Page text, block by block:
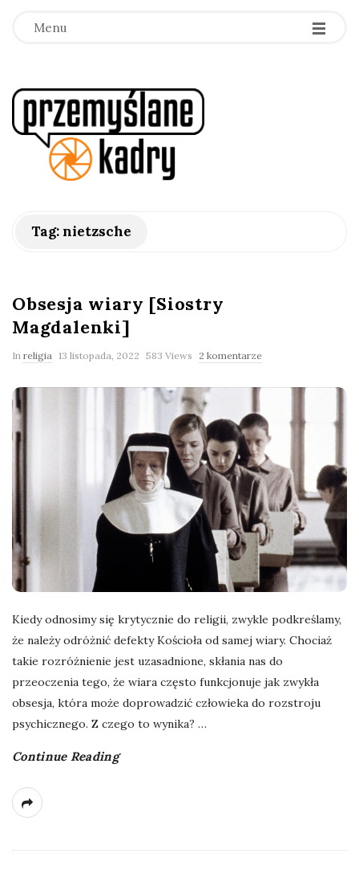
Menu
p
y
ś
l
a
n
e
k
a
d
r
y
Tag:nietzsche
Obsesja wiary [Siostry
Magdalenki]
In religia 13 listopada, 2022 583 Views 2 komentarze
Kiedy odnosimy się krytycznie do religii, zwykle podkreślamy,
że należy odróżnić defekty Kościoła od samej wiary. Chociaż
takie rozróżnienie jest uzasadnione, skłania nas do
przeoczenia tego, że wiara często funkcjonuje jak zwykła
obsesja, która może doprowadzić człowieka do rozstroju
psychicznego. Z czego to wynika? …
Continue Reading